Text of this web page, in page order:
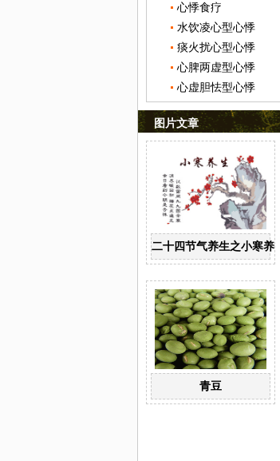
心悸食疗
水饮凌心型心悸
痰火扰心型心悸
心脾两虚型心悸
心虚胆怯型心悸
图片文章
二十四节气养生之小寒养生
青豆